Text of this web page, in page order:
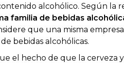
alcohólico. Según la
familia de bebidas
que una misma
bebidas alcohólicas.
el hecho de que la cerveza